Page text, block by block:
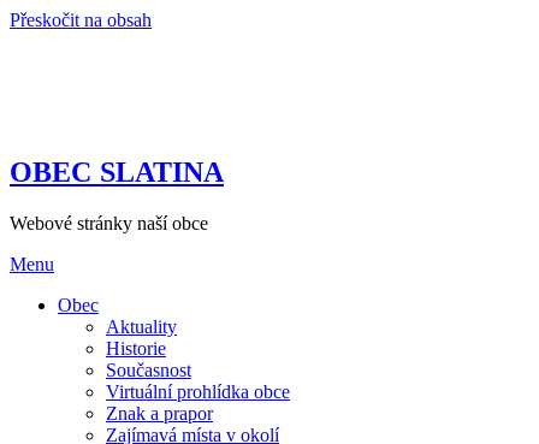
Přeskočit na obsah
OBEC SLATINA
Webové stránky naší obce
Menu
Obec
Aktuality
Historie
Současnost
Virtuální prohlídka obce
Znak a prapor
Zajímavá místa v okolí